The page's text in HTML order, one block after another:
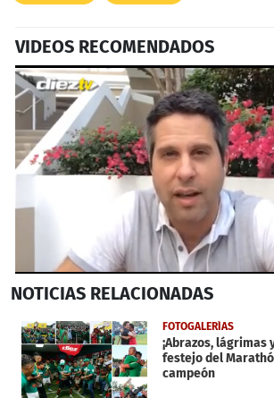
VIDEOS RECOMENDADOS
seconds
2
minutes,
35
seconds
NOTICIAS RELACIONADAS
FOTOGALERÍAS
¡Abrazos, lágrimas
festejo del
campeón